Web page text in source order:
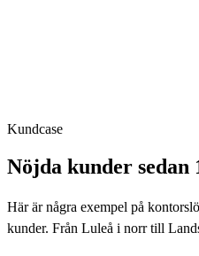
Kundcase
Nöjda kunder sedan
Här är några exempel på
kunder. Från Luleå i norr till